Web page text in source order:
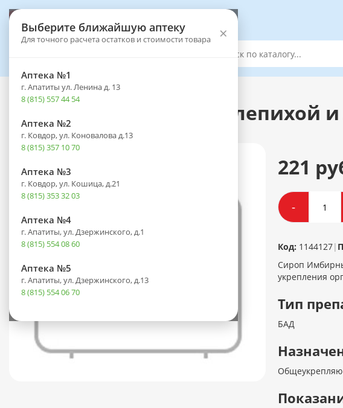
Выберите ближайшую аптеку
Для точного расчета остатков и стоимости товара ×
Аптека №1
г. Апатиты ул. Ленина д. 13
8 (815) 557 44 54
Аптека №2
г. Ковдор, ул. Коновалова д.13
8 (815) 357 10 70
Аптека №3
г. Ковдор, ул. Кошица, д.21
8 (815) 353 32 03
Аптека №4
г. Апатиты, ул. Дзержинского, д.1
8 (815) 554 08 60
Аптека №5
г. Апатиты, ул. Дзержинского, д.13
8 (815) 554 06 70
Каталог - Лечебное и диетическое питание
Сироп Имбирный с облепихой
221
-
Код: 1144127|
Сироп
укрепления
Тип
БАД